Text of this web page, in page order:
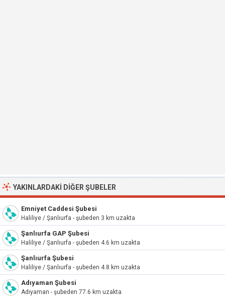
YAKINLARDAKI DIĞER ŞUBELER
Emniyet Caddesi Şubesi
Haliliye / Şanlıurfa - şubeden 3 km uzakta
Şanlıurfa GAP Şubesi
Haliliye / Şanlıurfa - şubeden 4.6 km uzakta
Şanlıurfa Şubesi
Haliliye / Şanlıurfa - şubeden 4.8 km uzakta
Adıyaman Şubesi
Adıyaman - şubeden 77.6 km uzakta